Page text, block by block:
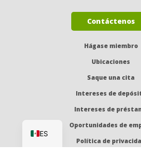
Contáctenos
Hágase miembro
Ubicaciones
Saque una cita
Intereses de
Intereses de
Oportunidades de
Política de
ES